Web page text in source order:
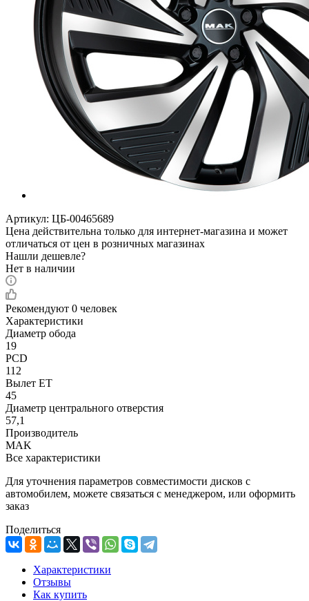
Артикул: ЦБ-00465689
Цена действительна только для интернет-магазина и может
отличаться от цен в розничных магазинах
Нашли дешевле?
Нет в наличии
Рекомендуют 0 человек
Характеристики
Диаметр обода
19
PCD
112
Вылет ET
45
Диаметр центрального отверстия
57,1
Производитель
MAK
Все характеристики
Для уточнения параметров совместимости дисков с
автомобилем, можете связаться с менеджером, или оформить
заказ
Поделиться
Характеристики
Отзывы
Как купить